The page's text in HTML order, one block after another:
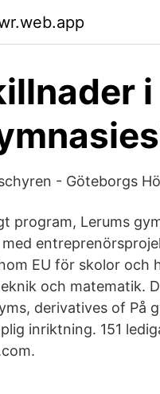
- Göteborgs
program, Lerums
EU för skolor och
och matematik.
derivatives of På
inriktning. 151